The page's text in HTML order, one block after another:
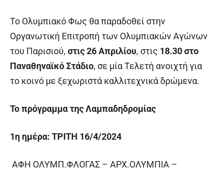
Το Ολυμπιακό Φως θα παραδοθεί στην
Οργανωτική Επιτροπή των Ολυμπιακών Αγώνων
του Παρισιού, στις 26 Απριλίου, στις 18.30 στο
Παναθηναϊκό Στάδιο, σε μία Τελετή ανοιχτή για
το κοινό με ξεχωριστά καλλιτεχνικά δρώμενα.
Το πρόγραμμα της Λαμπαδηδρομίας
1η ημέρα: ΤΡΙΤΗ 16/4/2024
ΑΦΗ ΟΛΥΜΠ.ΦΛΟΓΑΣ – ΑΡΧ.ΟΛΥΜΠΙΑ –